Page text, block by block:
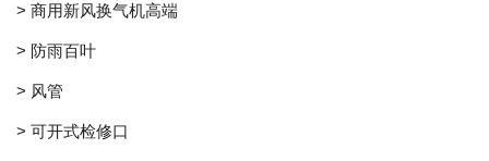
> 商用新风换气机高端
> 防雨百叶
> 风管
> 可开式检修口